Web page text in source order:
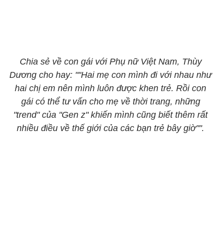
Chia sẻ về con gái với Phụ nữ Việt Nam, Thùy
Dương cho hay: ""Hai mẹ con mình đi với nhau như
hai chị em nên mình luôn được khen trẻ. Rồi con
gái có thể tư vấn cho mẹ về thời trang, những
"trend" của "Gen z" khiến mình cũng biết thêm rất
nhiều điều về thế giới của các bạn trẻ bây giờ"".